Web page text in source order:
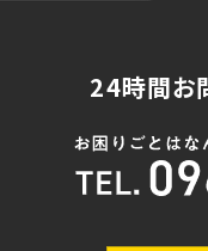
24時間お